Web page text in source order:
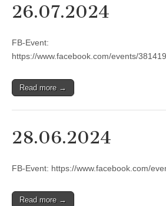
26.07.2024
FB-Event:
https://www.facebook.com/events/
Read more →
28.06.2024
FB-Event: https://www.facebook.com/
Read more →